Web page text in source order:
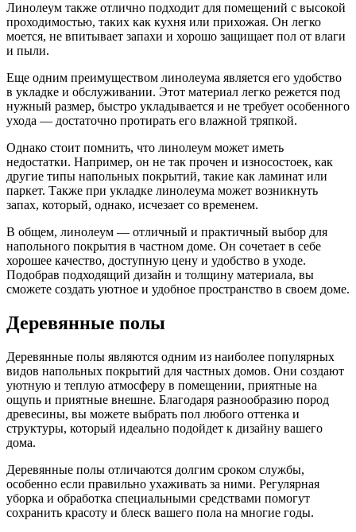
Линолеум также отлично подходит для помещений с высокой
проходимостью, таких как кухня или прихожая. Он легко
моется, не впитывает запахи и хорошо защищает пол от влаги
и пыли.
Еще одним преимуществом линолеума является его удобство
в укладке и обслуживании. Этот материал легко режется под
нужный размер, быстро укладывается и не требует особенного
ухода — достаточно протирать его влажной тряпкой.
Однако стоит помнить, что линолеум может иметь
недостатки. Например, он не так прочен и износостоек, как
другие типы напольных покрытий, такие как ламинат или
паркет. Также при укладке линолеума может возникнуть
запах, который, однако, исчезает со временем.
В общем, линолеум — отличный и практичный выбор для
напольного покрытия в частном доме. Он сочетает в себе
хорошее качество, доступную цену и удобство в уходе.
Подобрав подходящий дизайн и толщину материала, вы
сможете создать уютное и удобное пространство в своем доме.
Деревянные полы
Деревянные полы являются одним из наиболее популярных
видов напольных покрытий для частных домов. Они создают
уютную и теплую атмосферу в помещении, приятные на
ощупь и приятные внешне. Благодаря разнообразию пород
древесины, вы можете выбрать пол любого оттенка и
структуры, который идеально подойдет к дизайну вашего
дома.
Деревянные полы отличаются долгим сроком службы,
особенно если правильно ухаживать за ними. Регулярная
уборка и обработка специальными средствами помогут
сохранить красоту и блеск вашего пола на многие годы.